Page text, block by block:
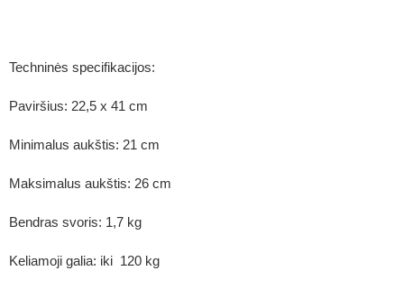
Techninės specifikacijos:
Paviršius: 22,5 x 41 cm
Minimalus aukštis: 21 cm
Maksimalus aukštis: 26 cm
Bendras svoris: 1,7 kg
Keliamoji galia: iki 120 kg